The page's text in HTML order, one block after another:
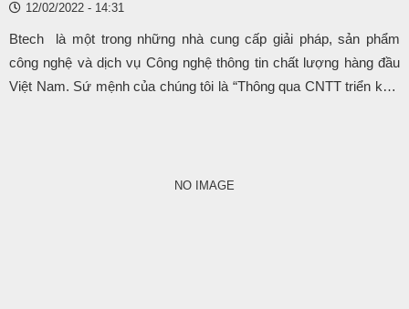
12/02/2022 - 14:31
Btech là một trong những nhà cung cấp giải pháp, sản phẩm
công nghệ và dịch vụ Công nghệ thông tin chất lượng hàng đầu
Việt Nam. Sứ mệnh của chúng tôi là “Thông qua CNTT triển khai
kế, Phần mềm ERP...), Phần cứng(Máy chủ của Dell, HP, IBM,
NO IMAGE